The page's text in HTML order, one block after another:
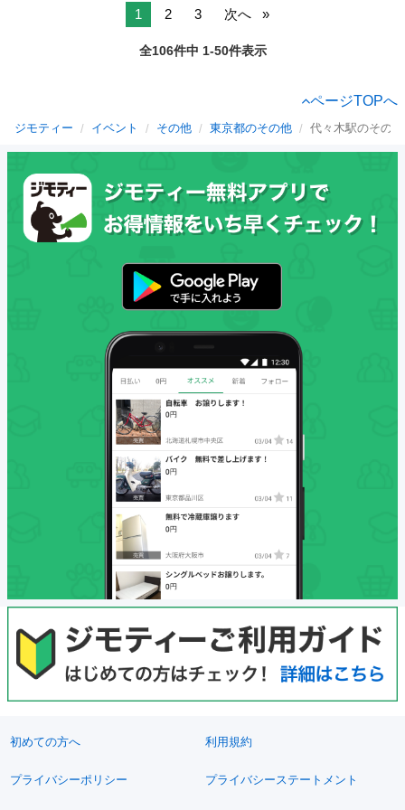
1 2 3 次へ
全106件中 1-50件表示
ページTOPへ
ジモティー イベント その他 東京都のその他 代々木駅のその他
初めての方へ 利用規約
プライバシーポリシー プライバシーステートメント